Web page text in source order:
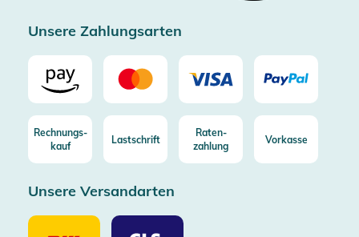
Unsere Zahlungsarten
Rechnungs-
kauf
Lastschrift
Raten-
zahlung
Vorkasse
Unsere Versandarten
Unsere
Unsere